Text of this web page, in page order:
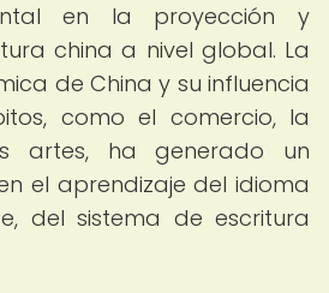
en la proyección y
china a nivel global. La
de China y su influencia
como el comercio, la
artes, ha generado un
el aprendizaje del idioma
del sistema de escritura